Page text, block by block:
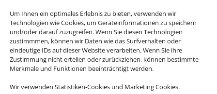
Um Ihnen ein optimales Erlebnis zu bieten, verwenden wir
Technologien wie Cookies, um Geräteinformationen zu speichern
und/oder darauf zuzugreifen. Wenn Sie diesen Technologien
zustimmmen, können wir Daten wie das Surfverhalten oder
eindeutige IDs auf dieser Website verarbeiten. Wenn Sie ihre
Zustimmung nicht erteilen oder zurückziehen, können bestimmte
Merkmale und Funktionen beeinträchtigt werden.
Wir verwenden Statistiken-Cookies und Marketing Cookies.
Rechtliche Informationen